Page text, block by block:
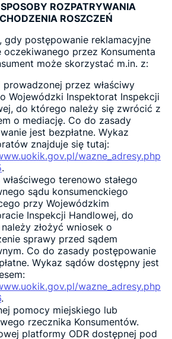
ROZPATRYWANIA
ROSZCZEŃ
gdy postępowanie reklamacyjne
oczekiwanego przez Konsumenta
może skorzystać m.in. z:
prowadzonej przez właściwy
Wojewódzki Inspektorat Inspekcji
do którego należy się zwrócić z
o mediację. Co do zasady
jest bezpłatne. Wykaz
znajduje się tutaj:
wazne_adresy.php
.
terenowo stałego
sądu konsumenckiego
przy Wojewódzkim
Inspekcji Handlowej, do
złożyć wniosek o
sprawy przed sądem
Co do zasady postępowanie
Wykaz sądów dostępny jest
wazne_adresy.php
.
pomocy miejskiego lub
rzecznika Konsumentów.
platformy ODR dostępnej pod